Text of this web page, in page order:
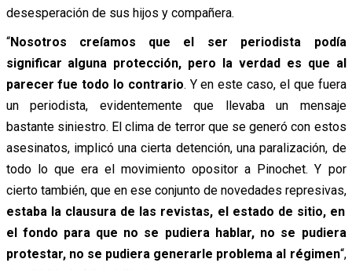
desesperación de sus hijos y compañera.
“Nosotros creíamos que el ser periodista podía
significar alguna protección, pero la verdad es que al
parecer fue todo lo contrario. Y en este caso, el que fuera
un periodista, evidentemente que llevaba un mensaje
bastante siniestro. El clima de terror que se generó con estos
asesinatos, implicó una cierta detención, una paralización, de
todo lo que era el movimiento opositor a Pinochet. Y por
cierto también, que en ese conjunto de novedades represivas,
estaba la clausura de las revistas, el estado de sitio, en
el fondo para que no se pudiera hablar, no se pudiera
protestar, no se pudiera generarle problema al régimen“,